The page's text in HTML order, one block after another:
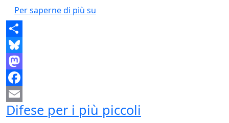
Per saperne di più su
Share
Bluesky
Mastodon
Facebook
Email
Difese per i più piccoli